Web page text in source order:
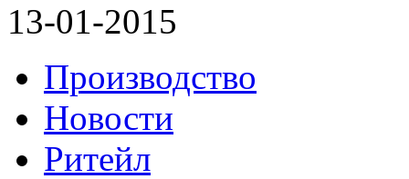
13-01-2015
Производство
Новости
Ритейл